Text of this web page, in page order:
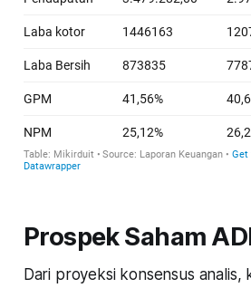
Prospek Saham
Dari proyeksi konsensus analis,